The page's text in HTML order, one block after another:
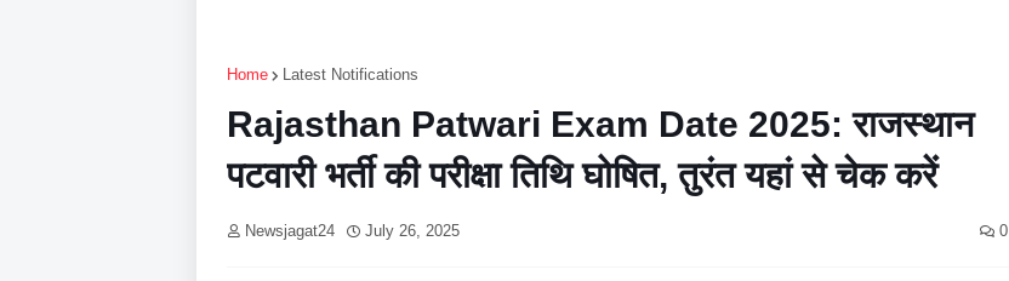
Home Latest Notifications
Rajasthan Patwari Exam Date 2025: राजस्थान
पटवारी भर्ती की परीक्षा तिथि घोषित, तुरंत यहां से चेक करें
Newsjagat24 July 26, 2025 0